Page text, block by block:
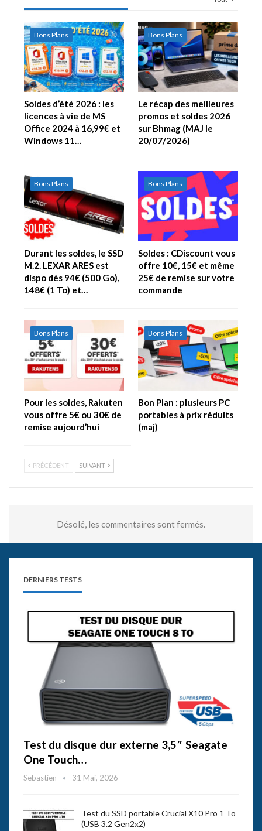
Bons Plans
Soldes d’été 2026 : les
licences à vie de MS
Office 2024 à 16,99€ et
Windows 11…
Bons Plans
Le récap des meilleures
promos et soldes 2026
sur Bhmag (MAJ le
20/07/2026)
Bons Plans
Durant les soldes, le SSD
M.2. LEXAR ARES est
dispo dès 94€ (500 Go),
148€ (1 To) et…
Bons Plans
Soldes : CDiscount vous
offre 10€, 15€ et même
25€ de remise sur votre
commande
Bons Plans
Pour les soldes, Rakuten
vous offre 5€ ou 30€ de
remise aujourd’hui
Bons Plans
Bon Plan : plusieurs PC
portables à prix réduits
(maj)
PRÉCÉDENT SUIVANT
Désolé, les commentaires sont fermés.
DERNIERS TESTS
Test du disque dur externe 3,5″ Seagate
One Touch…
Sebastien 31 Mai, 2026
Test du SSD portable Crucial X10 Pro 1 To
(USB 3.2 Gen2x2)